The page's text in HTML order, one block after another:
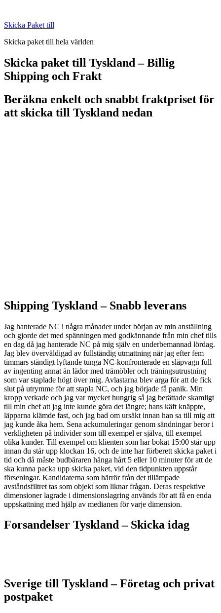
content
Skicka Paket till
Skicka paket till hela världen
Skicka paket till Tyskland – Billig
Shipping och Frakt
Beräkna enkelt och snabbt fraktpriset för
att skicka till Tyskland nedan
Shipping Tyskland – Snabb leverans
Jag hanterade NC i några månader under början av min anställning
och gjorde det med spänningen med godkännande från min chef tills
en dag då jag hanterade NC på mig själv en underbemannad lördag.
Jag blev överväldigad av fullständig utmattning när jag efter fem
timmars ständigt lyftande tunga NC-konfronterade en släpvagn full
av ingenting annat än lådor med trämöbler och träningsutrustning
som var staplade högt över mig. Avlastarna blev arga för att de fick
slut på utrymme för att stapla NC, och jag började få panik. Min
kropp verkade och jag var mycket hungrig så jag berättade skamligt
till min chef att jag inte kunde göra det längre; hans käft knäppte,
läpparna klämde fast, och jag bad om ursäkt innan han sa till mig att
jag kunde åka hem. Sena ackumuleringar genom sändningar beror i
verkligheten på individer som till exempel er själva, till exempel
olika kunder. Till exempel om klienten som har bokat 15:00 står upp
innan du står upp klockan 16, och de inte har förberett skicka paket i
tid och då måste budbäraren hänga hårt 5 eller 10 minuter för att de
ska kunna packa upp skicka paket, vid den tidpunkten uppstår
förseningar. Kandidaterna som härrör från det tillämpade
avståndsfiltret tas som objekt som liknar frågan. Deras respektive
dimensioner lagrade i dimensionslagring används för att få en enda
uppskattning med hjälp av medianen för varje dimension.
Forsandelser Tyskland – Skicka idag
Sverige till Tyskland – Företag och privat
postpaket